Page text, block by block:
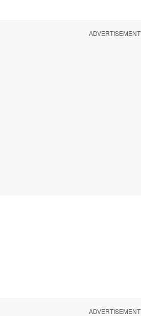
ADVERTISEMENT
ADVERTISEMENT